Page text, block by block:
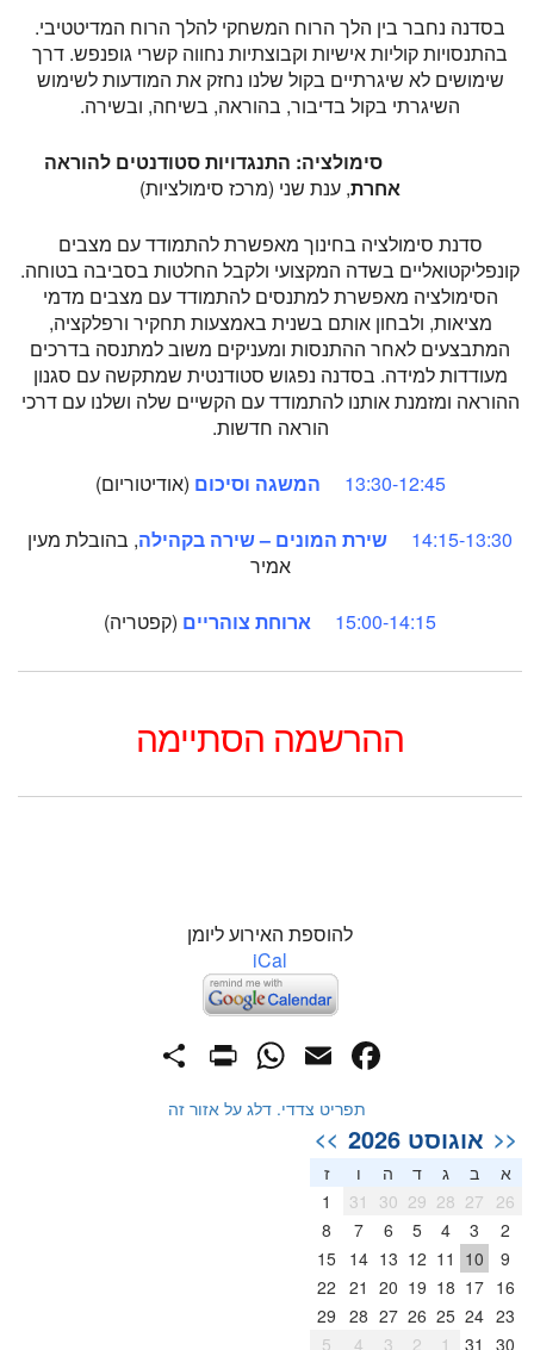
בסדנה נחבר בין הלך הרוח המשחקי להלך הרוח המדיטטיבי.
בהתנסויות קוליות אישיות וקבוצתיות נחווה קשרי גופנפש. דרך
שימושים לא שיגרתיים בקול שלנו נחזק את המודעות לשימוש
השיגרתי בקול בדיבור, בהוראה, בשיחה, ובשירה.
סימולציה: התנגדויות סטודנטים להוראה
אחרת, ענת שני (מרכז סימולציות)
סדנת סימולציה בחינוך מאפשרת להתמודד עם מצבים
קונפליקטואליים בשדה המקצועי ולקבל החלטות בסביבה בטוחה.
הסימולציה מאפשרת למתנסים להתמודד עם מצבים מדמי
מציאות, ולבחון אותם בשנית באמצעות תחקיר ורפלקציה,
המתבצעים לאחר ההתנסות ומעניקים משוב למתנסה בדרכים
מעודדות למידה. בסדנה נפגוש סטודנטית שמתקשה עם סגנון
ההוראה ומזמנת אותנו להתמודד עם הקשיים שלה ושלנו עם דרכי
הוראה חדשות.
13:30-12:45 המשגה וסיכום(אודיטוריום)
14:15-13:30 שירת המונים – שירה בקהילה, בהובלת מעין
אמיר
15:00-14:15 ארוחת צוהריים(קפטריה)
ההרשמה הסתיימה
להוספת האירוע ליומן
iCal
Facebook
Email
WhatsApp
תפריט צדדי. דלג על אזור זה
<< אוגוסט 2026 >>
א ב ג ד ה
ז
26
27
28
29
30
31
2
3
4
5
6
7
8
9
10
11
12
13
14
15
16
17
18
19
20
21
22
23
24
25
26
27
28
29
30
31
2
3
4
5